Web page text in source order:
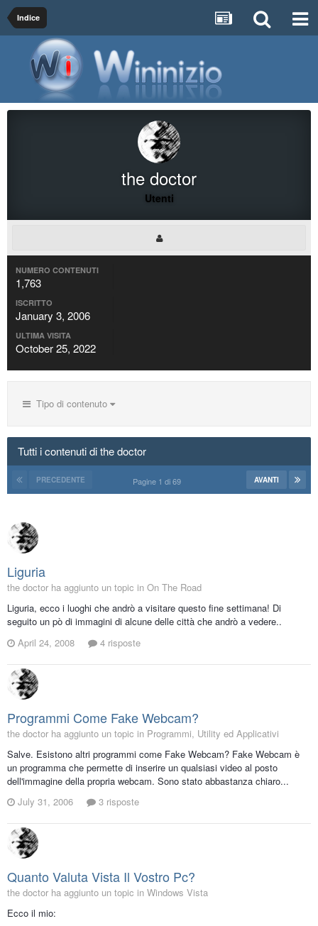
Indice
the doctor
Utenti
NUMERO CONTENUTI
1,763
ISCRITTO
January 3, 2006
ULTIMA VISITA
October 25, 2022
Tipo di contenuto
Tutti i contenuti di the doctor
PRECEDENTE AVANTI
Pagine 1 di 69
Liguria
the doctor ha aggiunto un topic in On The Road
Liguria, ecco i luoghi che andrò a visitare questo fine settimana! Di
seguito un pò di immagini di alcune delle città che andrò a vedere..
April 24, 2008
4 risposte
Programmi Come Fake Webcam?
the doctor ha aggiunto un topic in Programmi, Utility ed Applicativi
Salve. Esistono altri programmi come Fake Webcam? Fake Webcam è
un programma che permette di inserire un qualsiasi video al posto
dell'immagine della propria webcam. Sono stato abbastanza chiaro...
July 31, 2006
3 risposte
Quanto Valuta Vista Il Vostro Pc?
the doctor ha aggiunto un topic in Windows Vista
Ecco il mio: